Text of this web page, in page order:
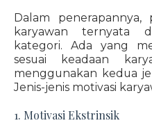
Dalam
karyawan ternyata
kategori. Ada yang
sesuai keadaan
menggunakan kedua
Jenis-jenis motivasi
1. Motivasi Ekstrinsik